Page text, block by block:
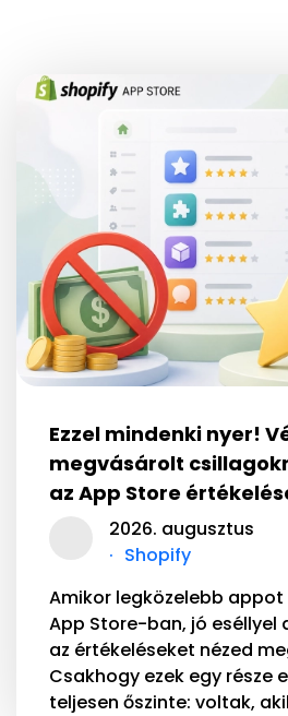
Ezzel mindenki nyer!
megvásárolt
az App Store
2026. augusztus
Shopify
Amikor legközelebb appot
App Store-ban, jó eséllyel
az értékeléseket nézed
Csakhogy ezek egy része
teljesen őszinte: voltak,